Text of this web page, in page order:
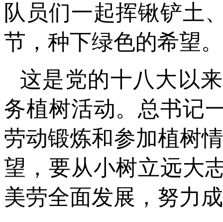
队员们一起挥锹铲土
节，种下绿色的希望。
这是党的十八大以
务植树活动。总书记
劳动锻炼和参加植树
望，要从小树立远大
美劳全面发展，努力